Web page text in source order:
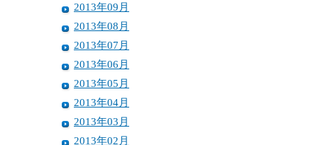
2013年09月
2013年08月
2013年07月
2013年06月
2013年05月
2013年04月
2013年03月
2013年02月